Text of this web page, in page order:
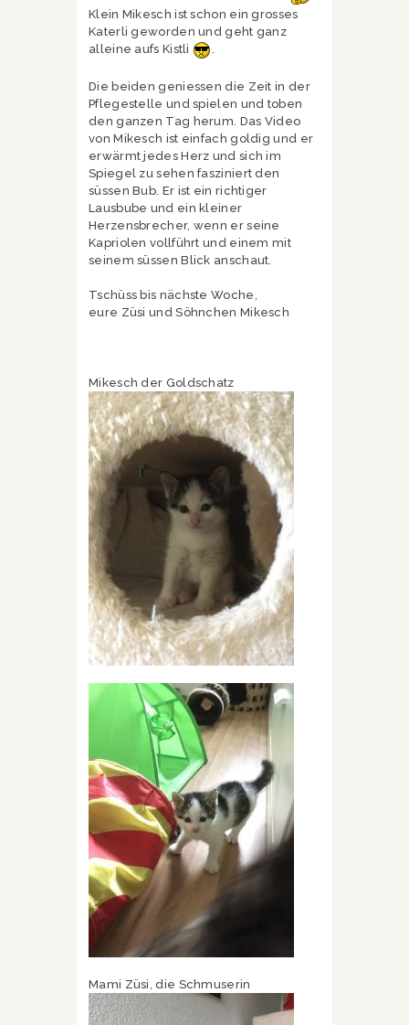
Klein Mikesch ist schon ein grosses
Katerli geworden und geht ganz
alleine aufs Kistli
.
Die beiden geniessen die Zeit in der
Pflegestelle und spielen und toben
den ganzen Tag herum. Das Video
von Mikesch ist einfach goldig und er
erwärmt jedes Herz und sich im
Spiegel zu sehen fasziniert den
süssen Bub. Er ist ein richtiger
Lausbube und ein kleiner
Herzensbrecher, wenn er seine
Kapriolen vollführt und einem mit
seinem süssen Blick anschaut.
Tschüss bis nächste Woche,
eure Züsi und Söhnchen Mikesch
Mikesch der Goldschatz
Mami Züsi, die Schmuserin